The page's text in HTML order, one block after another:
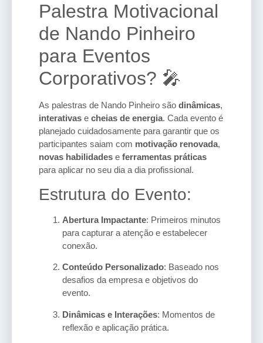
Palestra Motivacional
de Nando Pinheiro
para Eventos
Corporativos? 🎤
As palestras de Nando Pinheiro são dinâmicas,
interativas e cheias de energia. Cada evento é
planejado cuidadosamente para garantir que os
participantes saiam com motivação renovada,
novas habilidades e ferramentas práticas
para aplicar no seu dia a dia profissional.
Estrutura do Evento:
Abertura Impactante: Primeiros minutos
para capturar a atenção e estabelecer
conexão.
Conteúdo Personalizado: Baseado nos
desafios da empresa e objetivos do
evento.
Dinâmicas e Interações: Momentos de
reflexão e aplicação prática.